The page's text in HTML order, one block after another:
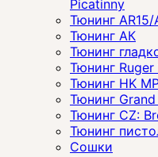
Picatinny
Тюнинг AR15/
Тюнинг АК
Тюнинг
Тюнинг Ruger
Тюнинг HK
Тюнинг
Тюнинг CZ:
Тюнинг
Сошки